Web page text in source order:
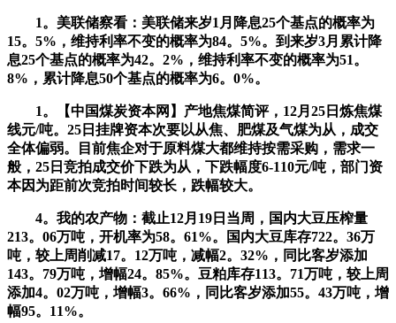
1。美联储察看：美联储来岁1月降息25个基点的概率为
15。5%，维持利率不变的概率为84。5%。到来岁3月累计降
息25个基点的概率为42。2%，维持利率不变的概率为51。
8%，累计降息50个基点的概率为6。0%。
1。【中国煤炭资本网】产地焦煤简评，12月25日炼焦煤
线元/吨。25日挂牌资本次要以从焦、肥煤及气煤为从，成交
全体偏弱。目前焦企对于原料煤大都维持按需采购，需求一
般，25日竞拍成交价下跌为从，下跌幅度6-110元/吨，部门资
本因为距前次竞拍时间较长，跌幅较大。
4。我的农产物：截止12月19日当周，国内大豆压榨量
213。06万吨，开机率为58。61%。国内大豆库存722。36万
吨，较上周削减17。12万吨，减幅2。32%，同比客岁添加
143。79万吨，增幅24。85%。豆粕库存113。71万吨，较上周
添加4。02万吨，增幅3。66%，同比客岁添加55。43万吨，增
幅95。11%。